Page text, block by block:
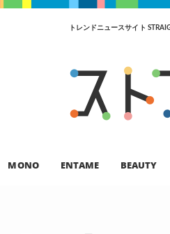
トレンドニュースサイト
MONO ENTAME BEAUTY